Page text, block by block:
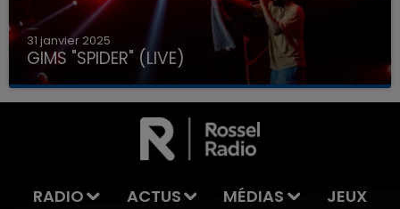
31 janvier 2025
GIMS "SPIDER" (LIVE)
RADIO ACTUS MÉDIAS
JEUX